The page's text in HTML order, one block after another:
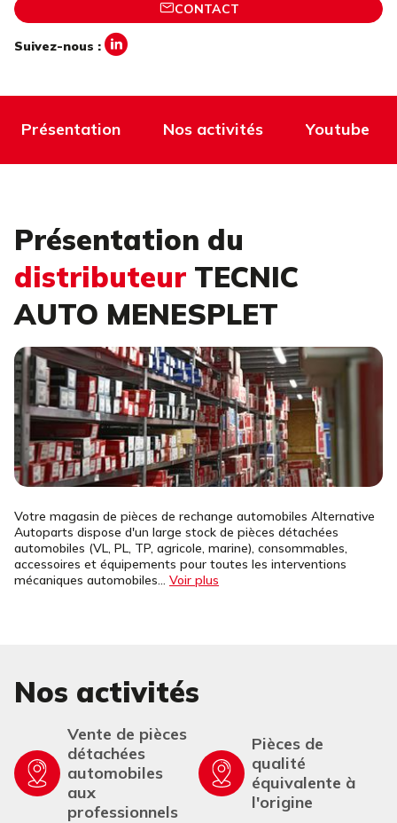
CONTACT
Suivez-nous :
Présentation Nos activités Youtube
Présentation du
distributeur TECNIC
AUTO MENESPLET
Votre magasin de pièces de rechange automobiles Alternative
Autoparts dispose d'un large stock de pièces détachées
automobiles (VL, PL, TP, agricole, marine), consommables,
accessoires et équipements pour toutes les interventions
mécaniques automobiles... Voir plus
Nos activités
Vente de pièces
détachées
automobiles
aux
professionnels
Pièces de
qualité
équivalente à
l'origine